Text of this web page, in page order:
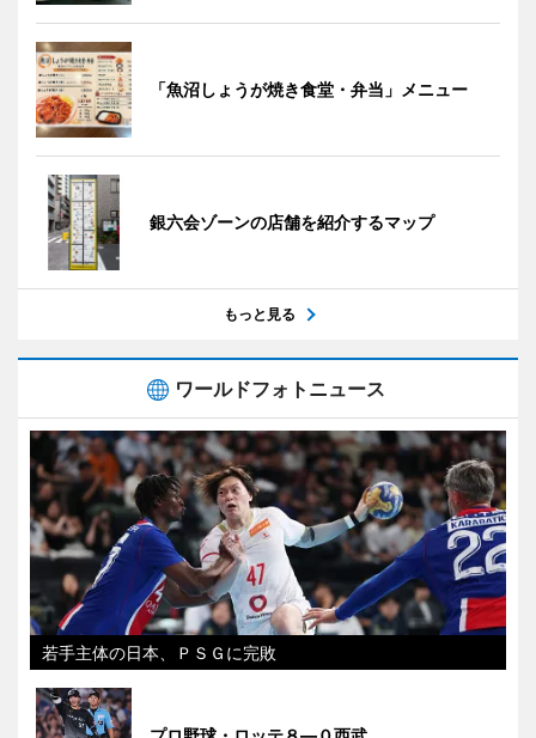
「魚沼しょうが焼き食堂・弁当」メニュー
銀六会ゾーンの店舗を紹介するマップ
もっと見る
ワールドフォトニュース
若手主体の日本、ＰＳＧに完敗